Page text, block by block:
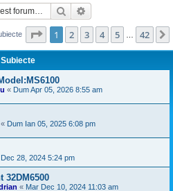
Căutare
Pagina din 42
1 2 3 4 5 42
Subiecte
« Dum Apr 05, 2026 8:55 am
« Dum Ian 05, 2025 6:08 pm
28, 2024 5:24 pm
32DM6500
« Mar Dec 10, 2024 11:03 am